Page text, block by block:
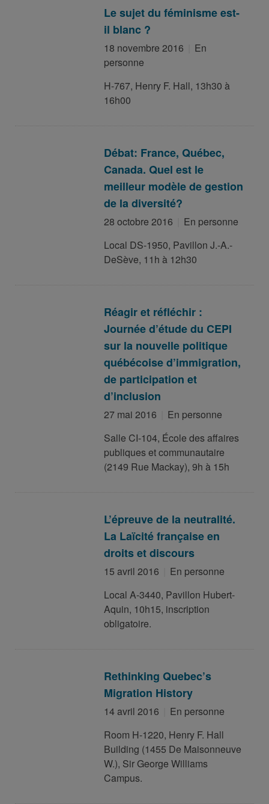
Le sujet du féminisme est-
il blanc ?
18 novembre 2016
En
personne
H-767, Henry F. Hall, 13h30 à
16h00
Débat: France, Québec,
Canada. Quel est le
meilleur modèle de gestion
de la diversité?
28 octobre 2016
En personne
Local DS-1950, Pavillon J.-A.-
DeSève, 11h à 12h30
Réagir et réfléchir :
Journée d’étude du CEPI
sur la nouvelle politique
québécoise d’immigration,
de participation et
d’inclusion
27 mai 2016
En personne
Salle CI-104, École des affaires
publiques et communautaire
(2149 Rue Mackay), 9h à 15h
L’épreuve de la neutralité.
La Laïcité française en
droits et discours
15 avril 2016
En personne
Local A-3440, Pavillon Hubert-
Aquin, 10h15, inscription
obligatoire.
Rethinking Quebec’s
Migration History
14 avril 2016
En personne
Room H-1220, Henry F. Hall
Building (1455 De Maisonneuve
W.), Sir George Williams
Campus.